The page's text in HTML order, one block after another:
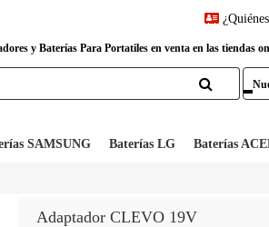
y Baterías Para Portatiles en venta en las tiendas
SAMSUNG Baterías LG Baterías
Adaptador CLEVO 19V